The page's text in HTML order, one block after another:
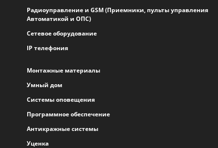
Радиоуправление и GSM (Приемники, пульты управления
Автоматикой и ОПС)
Сетевое оборудование
IP телефония
Монтажные материалы
Умный дом
Системы оповещения
Программное обеспечение
Антикражные системы
Уценка